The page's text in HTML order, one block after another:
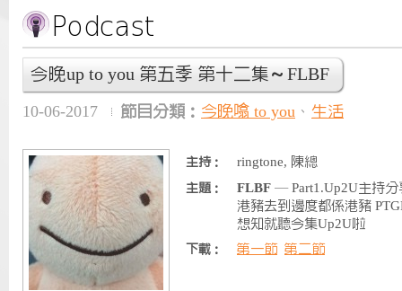
今晚up to you 第五季 第十二集～FLBF
10-06-2017 節目分類： 今晚噏 to you 、 生活
主持： ringtone, 陳總
主題： FLBF — Part1.Up2U主持分
港豬去到邊度都係港豬
想知就聽今集Up2U啦
下載： 第一節 第二節